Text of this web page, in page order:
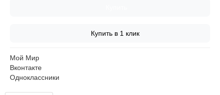
Купить в 1 клик
Мой Мир
Вконтакте
Одноклассники